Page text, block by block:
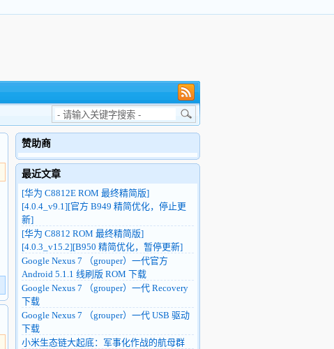
赞助商
最近文章
[华为 C8812E ROM 最终精简版]
[4.0.4_v9.1][官方 B949 精简优化，停止更
新]
[华为 C8812 ROM 最终精简版]
[4.0.3_v15.2][B950 精简优化，暂停更新]
Google Nexus 7 （grouper）一代官方
Android 5.1.1 线刷版 ROM 下载
Google Nexus 7 （grouper）一代 Recovery
下载
Google Nexus 7 （grouper）一代 USB 驱动
下载
小米生态链大起底：军事化作战的航母群